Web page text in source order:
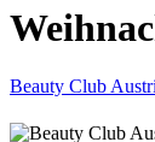
Beauty Club